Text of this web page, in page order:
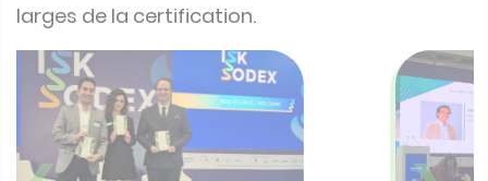
larges de la certification.